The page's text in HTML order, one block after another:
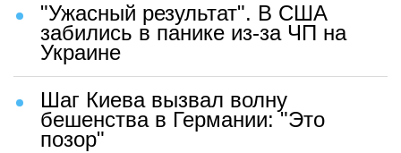
"Ужасный результат". В США
забились в панике из-за ЧП на
Украине
Шаг Киева вызвал волну
бешенства в Германии: "Это
позор"